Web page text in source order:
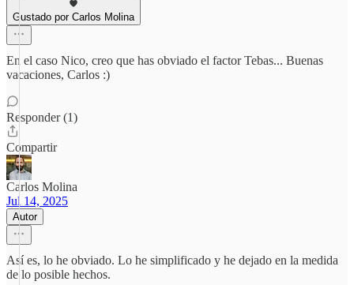
Gustado por Carlos Molina
En el caso Nico, creo que has obviado el factor Tebas... Buenas
vacaciones, Carlos :)
Responder (1)
Compartir
Carlos Molina
Jul 14, 2025
Autor
Así es, lo he obviado. Lo he simplificado y he dejado en la medida
de lo posible hechos.